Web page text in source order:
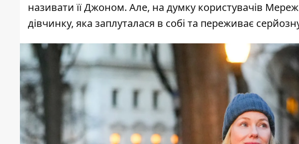
називати її Джоном. Але, на думку користувачів
дівчинку, яка заплуталася в собі та переживає